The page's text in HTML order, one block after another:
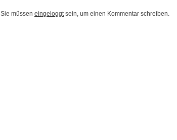
Sie müssen eingeloggtsein, um einen Kommentar schreiben.